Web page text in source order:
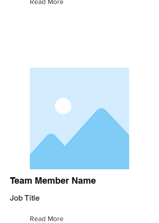
Team Member Name
Job Title
Read More